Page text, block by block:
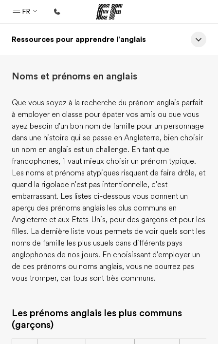
FR
Accueil
Programmes
Bureaux
Trouver un bureau
A propos de nous
Qui sommes-nous ?
EF recrute
Rejoignez nos équipes
Ressources pour apprendre l'anglais
Noms et prénoms en anglais
Que vous soyez à la recherche du prénom anglais parfait
à employer en classe pour épater vos amis ou que vous
ayez besoin d'un bon nom de famille pour un personnage
dans une histoire qui se passe en Angleterre, bien choisir
un nom en anglais est un challenge. En tant que
francophones, il vaut mieux choisir un prénom typique.
Les noms et prénoms atypiques risquent de faire drôle, et
quand la rigolade n'est pas intentionnelle, c'est
embarrassant. Les listes ci-dessous vous donnent un
aperçu des prénoms anglais les plus communs en
Angleterre et aux Etats-Unis, pour des garçons et pour les
filles. La dernière liste vous permets de voir quels sont les
noms de famille les plus usuels dans différents pays
anglophones de nos jours. En choisissant d'employer un
de ces prénoms ou noms anglais, vous ne pourrez pas
vous tromper, car tous sont très communs.
Les prénoms anglais les plus communs
(garçons)